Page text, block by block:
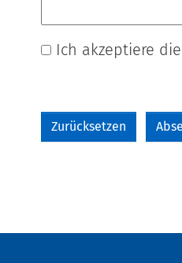
Ich akzeptiere die